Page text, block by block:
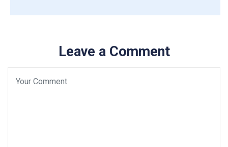
Leave a Comment